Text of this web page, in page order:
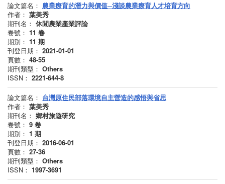
論文篇名： 農業療育的潛力與價值─淺談農業療育人才培育方向
作者： 葉美秀
期刊名： 休閒農業產業評論
卷號： 11 卷
期別： 11 期
刊登日期： 2021-01-01
頁數： 48-55
期刊類型： Others
ISSN： 2221-644-8
論文篇名： 台灣原住民部落環境自主營造的感悟與省思
作者： 葉美秀
期刊名： 鄉村旅遊研究
卷號： 9 卷
期別： 1 期
刊登日期： 2016-06-01
頁數： 27-36
期刊類型： Others
ISSN： 1997-3691